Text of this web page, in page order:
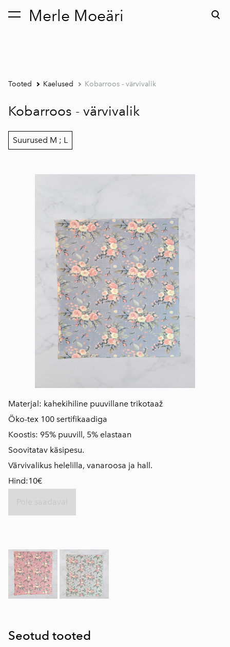
Merle Moeäri
lisati ostukorvi. Vaata ostukorvi
Tooted Kaelused Kobarroos - värvivalik
Kobarroos - värvivalik
Suurused M ; L
Materjal: kahekihiline puuvillane trikotaaž
Öko-tex 100 sertifikaadiga
Koostis: 95% puuvill, 5% elastaan
Soovitatav käsipesu.
Värvivalikus helelilla, vanaroosa ja hall.
Hind:10€
Seotud tooted